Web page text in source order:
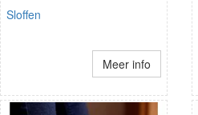
Sloffen
Meer info